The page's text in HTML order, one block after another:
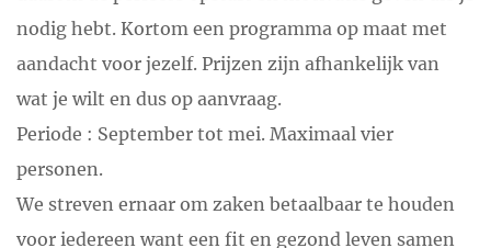
nodig hebt. Kortom een programma op maat met
aandacht voor jezelf. Prijzen zijn afhankelijk van
wat je wilt en dus op aanvraag.
Periode : September tot mei. Maximaal vier
personen.
We streven ernaar om zaken betaalbaar te houden
voor iedereen want een fit en gezond leven samen